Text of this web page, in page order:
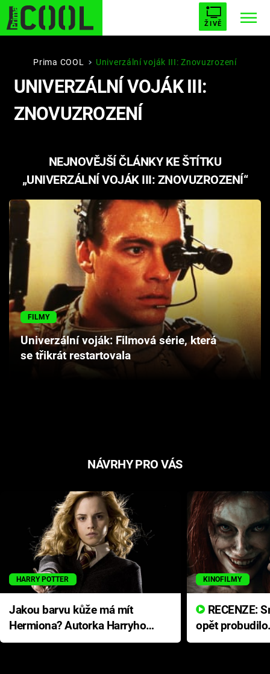
ŽIVĚ
Trendy: STARHOUSE BUFFY, PŘEMOŽITELKA UPÍRŮ
ESCAPE PLNEJ KOTEL AVENGERS 5
Témata
Seriály
Hry
Cool Esport
Pořady
TV Program
Sledujte prima+
Prima COOL Univerzální voják III: Znovuzrození
UNIVERZÁLNÍ VOJÁK III:
ZNOVUZROZENÍ
NEJNOVĚJŠÍ ČLÁNKY KE ŠTÍTKU
„UNIVERZÁLNÍ VOJÁK III: ZNOVUZROZENÍ“
FILMY
Univerzální voják: Filmová série, která
se třikrát restartovala
NÁVRHY PRO VÁS
HARRY POTTER
Jakou barvu kůže má mít
Hermiona? Autorka Harryho
Pottera přišla s ráznou
KINOFILMY
opět
přichází s